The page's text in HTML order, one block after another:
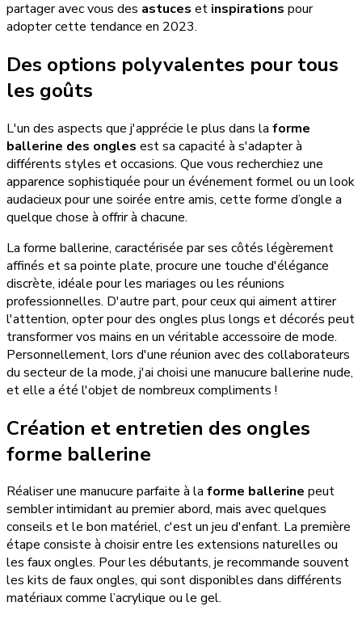
partager avec vous des astuces et inspirations pour
adopter cette tendance en 2023.
Des options polyvalentes pour tous
les goûts
L'un des aspects que j'apprécie le plus dans la forme
ballerine des ongles est sa capacité à s'adapter à
différents styles et occasions. Que vous recherchiez une
apparence sophistiquée pour un événement formel ou un look
audacieux pour une soirée entre amis, cette forme d’ongle a
quelque chose à offrir à chacune.
La forme ballerine, caractérisée par ses côtés légèrement
affinés et sa pointe plate, procure une touche d'élégance
discrète, idéale pour les mariages ou les réunions
professionnelles. D'autre part, pour ceux qui aiment attirer
l'attention, opter pour des ongles plus longs et décorés peut
transformer vos mains en un véritable accessoire de mode.
Personnellement, lors d'une réunion avec des collaborateurs
du secteur de la mode, j'ai choisi une manucure ballerine nude,
et elle a été l'objet de nombreux compliments !
Création et entretien des ongles
forme ballerine
Réaliser une manucure parfaite à la forme ballerine peut
sembler intimidant au premier abord, mais avec quelques
conseils et le bon matériel, c'est un jeu d'enfant. La première
étape consiste à choisir entre les extensions naturelles ou
les faux ongles. Pour les débutants, je recommande souvent
les kits de faux ongles, qui sont disponibles dans différents
matériaux comme l’acrylique ou le gel.